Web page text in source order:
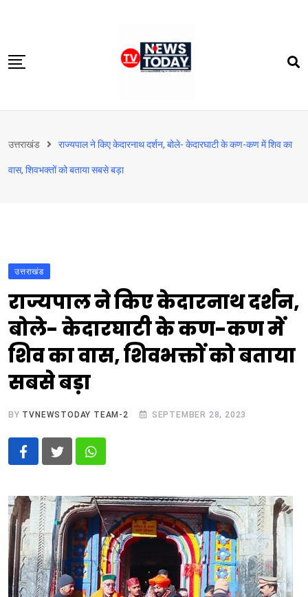
content
दिल्‍ली-एनसीआर
उत्तराखंड
बिजनेस
विदेश
उत्तराखंड राज्यपाल ने किए केदारनाथ दर्शन, बोले- केदारघाटी के कण-कण में शिव का
वास, शिवभक्तों को बताया सबसे बड़ा
उत्तराखंड
राज्यपाल ने किए केदारनाथ दर्शन,
बोले- केदारघाटी के कण-कण में
शिव का वास, शिवभक्तों को बताया
सबसे बड़ा
BY TVNEWSTODAY TEAM-2 SEPTEMBER 28, 2023
Whatsapp